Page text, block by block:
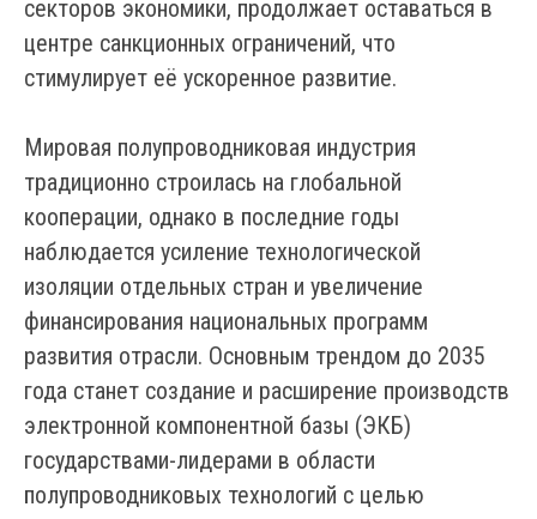
секторов экономики, продолжает оставаться в
центре санкционных ограничений, что
стимулирует её ускоренное развитие.
Мировая полупроводниковая индустрия
традиционно строилась на глобальной
кооперации, однако в последние годы
наблюдается усиление технологической
изоляции отдельных стран и увеличение
финансирования национальных программ
развития отрасли. Основным трендом до 2035
года станет создание и расширение производств
электронной компонентной базы (ЭКБ)
государствами-лидерами в области
полупроводниковых технологий с целью